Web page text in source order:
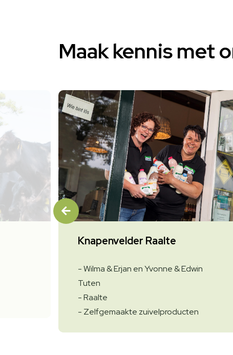
Maak kennis met
Knapenvelder Raalte
- Wilma & Erjan en Yvonne & Edwin
Tuten
- Raalte
- Zelfgemaakte zuivelproducten